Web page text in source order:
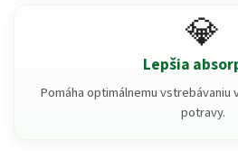
💎
Lepšia
Pomáha optimálnemu vstrebávaniu
potravy.